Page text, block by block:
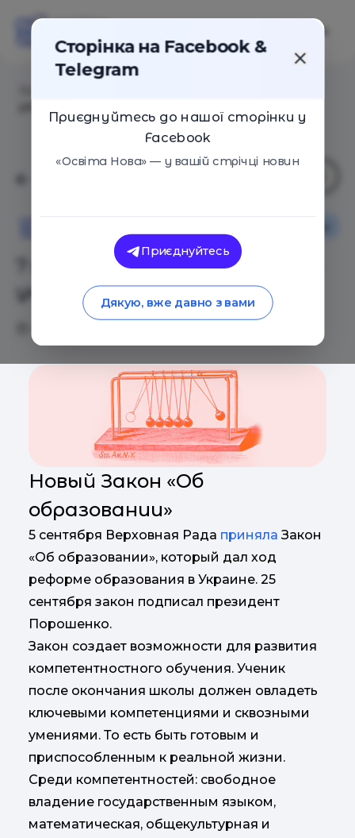
7 важнейших событий года в
украинском образовании
Новый Закон «Об
образовании»
5 сентября Верховная Рада приняла Закон
«Об образовании», который дал ход
реформе образования в Украине. 25
сентября закон подписал президент
Порошенко.
Закон создает возможности для развития
компетентностного обучения. Ученик
после окончания школы должен овладеть
ключевыми компетенциями и сквозными
умениями. То есть быть готовым и
приспособленным к реальной жизни.
Среди компетентностей: свободное
владение государственным языком,
математическая, общекультурная и
Сторінка на Facebook &
Telegram
Приєднуйтесь до нашої сторінки у
Facebook
«Освіта Нова» — у вашій стрічці новин
Приєднуйтесь
Дякую, вже давно з вами